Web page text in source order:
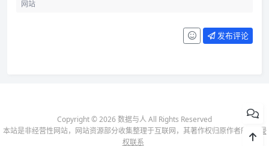
发布评论
Copyright © 2026 数据与人 All Rights Reserved
本站是非经营性网站，网站资源部分收集整理于互联网，其著作权归原作者所有-
侵
权联系